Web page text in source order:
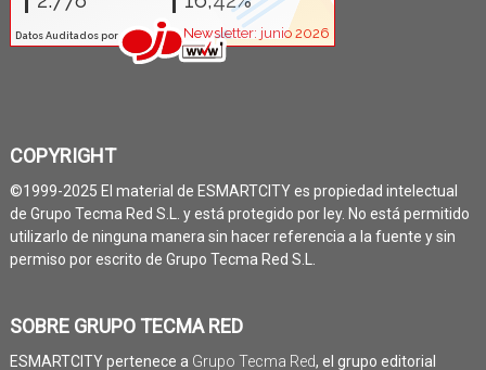
COPYRIGHT
©1999-2025 El material de ESMARTCITY es propiedad intelectual
de Grupo Tecma Red S.L. y está protegido por ley. No está permitido
utilizarlo de ninguna manera sin hacer referencia a la fuente y sin
permiso por escrito de Grupo Tecma Red S.L.
SOBRE GRUPO TECMA RED
ESMARTCITY pertenece a Grupo Tecma Red, el grupo editorial